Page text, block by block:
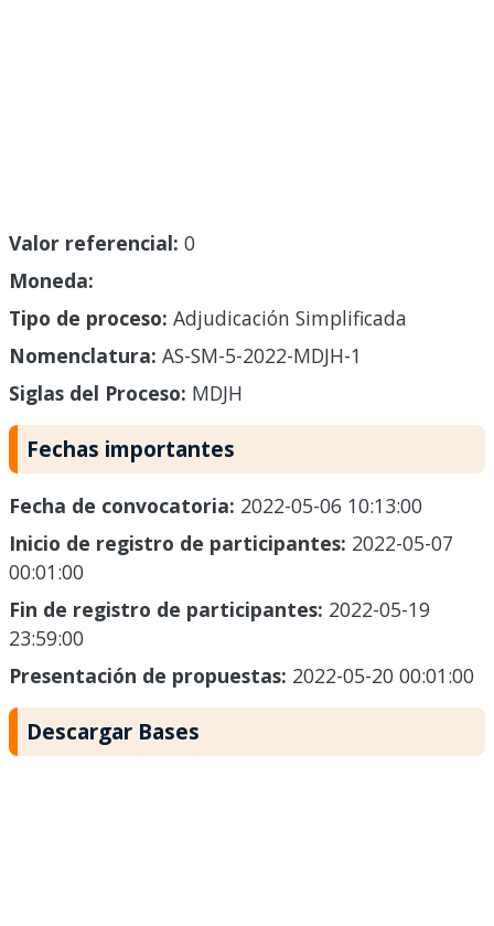
Valor referencial: 0
Moneda:
Tipo de proceso: Adjudicación Simplificada
Nomenclatura: AS-SM-5-2022-MDJH-1
Siglas del Proceso: MDJH
Fechas importantes
Fecha de convocatoria: 2022-05-06 10:13:00
Inicio de registro de participantes: 2022-05-07
00:01:00
Fin de registro de participantes: 2022-05-19
23:59:00
Presentación de propuestas: 2022-05-20 00:01:00
Descargar Bases